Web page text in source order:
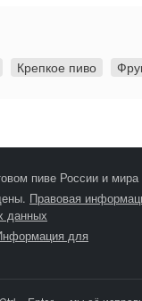
Крепкое пиво
пиве России и мира
Правовая
данных
для